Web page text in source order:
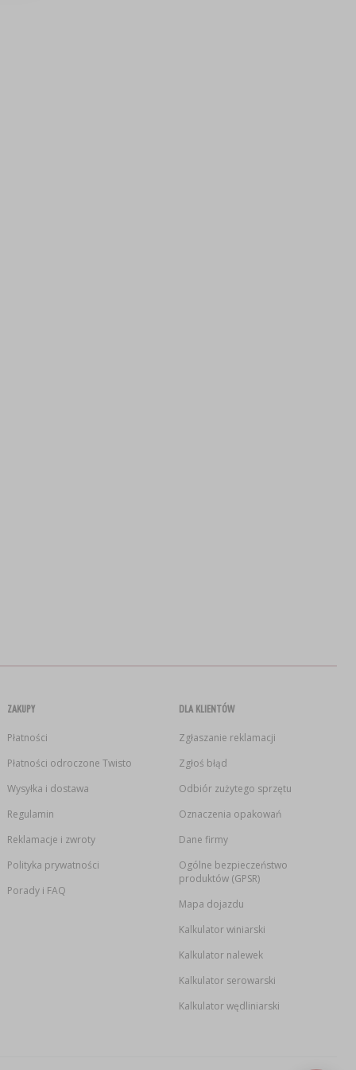
ZAKUPY
Płatności
Płatności odroczone Twisto
Wysyłka i dostawa
Regulamin
Reklamacje i zwroty
Polityka prywatności
Porady i FAQ
DLA KLIENTÓW
Zgłaszanie reklamacji
Zgłoś błąd
Odbiór zużytego sprzętu
Oznaczenia opakowań
Dane firmy
Ogólne bezpieczeństwo
produktów (GPSR)
Mapa dojazdu
Kalkulator winiarski
Kalkulator nalewek
Kalkulator serowarski
Kalkulator wędliniarski